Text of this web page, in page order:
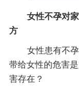
女性不孕对
方
女性患有不
带给女性的危害
害存在？